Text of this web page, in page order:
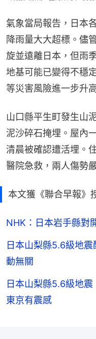
氣象當局報告，日本
降雨量大大超標。儘
旋並遠離日本，但雨
地基可能已變得不穩
等災害風險進一步升
山口縣平生町發生山
泥沙碎石掩埋。屋內
清晨被確認遭活埋。
醫院急救，兩人傷勢
本文獲《聯合早報》
NHK：日本岩手縣對
日本山梨縣5.6級地
動無關
日本山梨縣5.6級地
東京有震感